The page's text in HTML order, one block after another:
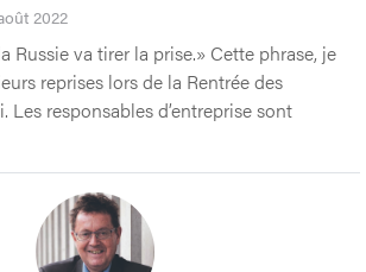
2022
Russie va tirer la prise.» Cette phrase, je
reprises lors de la Rentrée des
Les responsables d’entreprise sont